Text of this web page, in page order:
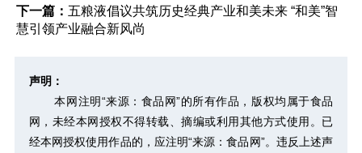
下一篇： 五粮液倡议共筑历史经典产业和美未来 “和美”智
慧引领产业融合新风尚
声明：
本网注明“来源：食品网”的所有作品，版权均属于食品
网，未经本网授权不得转载、摘编或利用其他方式使用。已
经本网授权使用作品的，应注明“来源：食品网”。违反上述声